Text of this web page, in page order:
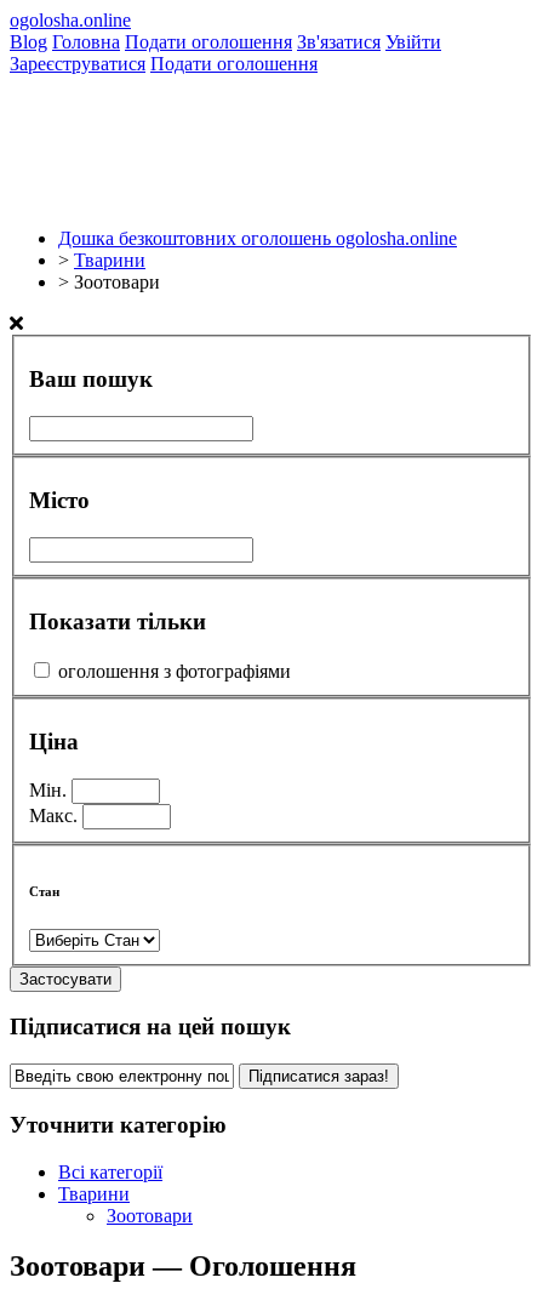
ogolosha.online
Blog Головна Подати оголошення Зв'язатися Увійти
Зареєструватися Подати оголошення
Дошка безкоштовних оголошень ogolosha.online
> Тварини
> Зоотовари
Ваш пошук
Місто
Показати тільки
оголошення з фотографіями
Ціна
Мін.
Макс.
Стан
Застосувати
Підписатися на цей пошук
Підписатися зараз!
Уточнити категорію
Всі категорії
Тварини
Зоотовари
Зоотовари — Оголошення